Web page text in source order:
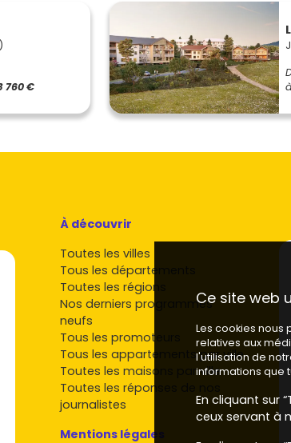
760 €
À découvrir
Toutes les villes
Tous les départements
Toutes les régions
Nos derniers programmes
neufs
Tous les promoteurs
Tous les appartements par ville
Toutes les maisons par ville
Toutes les réponses de nos
journalistes
Mentions légales
Ce site web
Les cookies nous
relatives aux
l'utilisation de
informations que
En cliquant sur
ceux servant à